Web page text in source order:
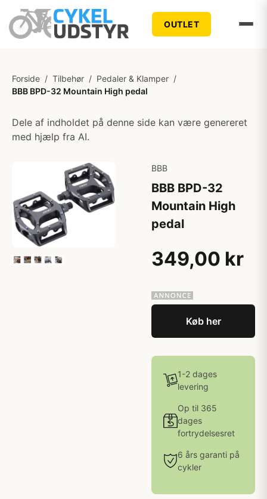
OUTLET
Forside / Tilbehør / Pedaler & Klamper /
BBB BPD-32 Mountain High pedal
Dele af indholdet på denne side kan være genereret
med hjælp fra AI.
BBB
BBB BPD-32
Mountain High
pedal
349,00 kr
Køb her
1-2 dages
levering
Op til 365
dages
fortrydelsesret
6 års garanti på
cykler